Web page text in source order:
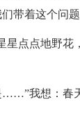
带着这个问题
星点点地野花
我想：春